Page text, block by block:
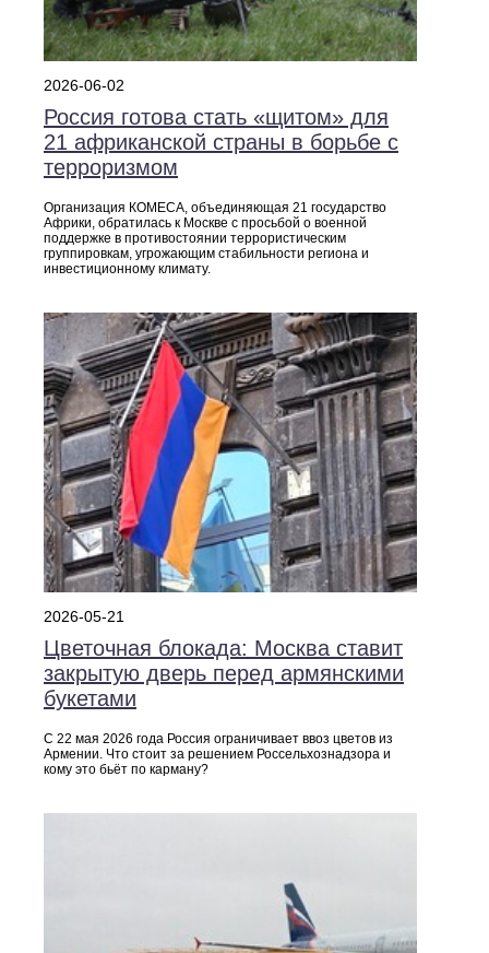
2026-06-02
Россия готова стать «щитом» для
21 африканской страны в борьбе с
терроризмом
Организация КОМЕСА, объединяющая 21 государство
Африки, обратилась к Москве с просьбой о военной
поддержке в противостоянии террористическим
группировкам, угрожающим стабильности региона и
инвестиционному климату.
2026-05-21
Цветочная блокада: Москва ставит
закрытую дверь перед армянскими
букетами
С 22 мая 2026 года Россия ограничивает ввоз цветов из
Армении. Что стоит за решением Россельхознадзора и
кому это бьёт по карману?